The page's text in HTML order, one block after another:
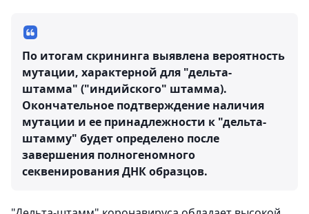
По итогам скрининга выявлена вероятность
мутации, характерной для "дельта-
штамма" ("индийского" штамма).
Окончательное подтверждение наличия
мутации и ее принадлежности к "дельта-
штамму" будет определено после
завершения полногеномного
секвенирования ДНК образцов.